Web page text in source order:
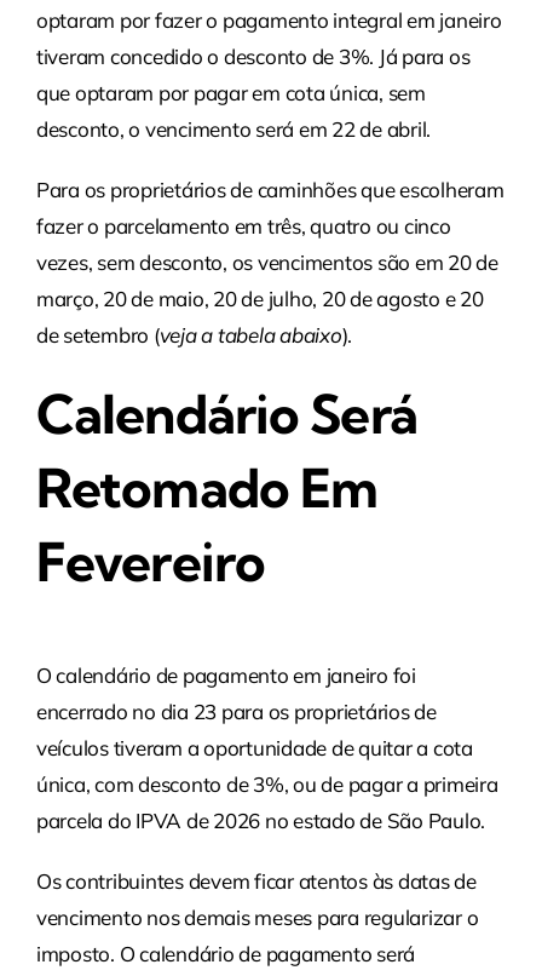
optaram por fazer o pagamento integral em janeiro
tiveram concedido o desconto de 3%. Já para os
que optaram por pagar em cota única, sem
desconto, o vencimento será em 22 de abril.
Para os proprietários de caminhões que escolheram
fazer o parcelamento em três, quatro ou cinco
vezes, sem desconto, os vencimentos são em 20 de
março, 20 de maio, 20 de julho, 20 de agosto e 20
de setembro (veja a tabela abaixo).​
Calendário Será
Retomado Em
Fevereiro
O calendário de pagamento em janeiro foi
encerrado no dia 23 para os proprietários de
veículos tiveram a oportunidade de quitar a cota
única, com desconto de 3%, ou de pagar a primeira
parcela do IPVA de 2026 no estado de São Paulo.
Os contribuintes devem ficar atentos às datas de
vencimento nos demais meses para regularizar o
imposto. O calendário de pagamento será